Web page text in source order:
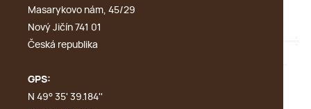
Masarykovo nám, 45/29
Nový Jičín 741 01
Česká republika
GPS:
N 49° 35' 39.184''